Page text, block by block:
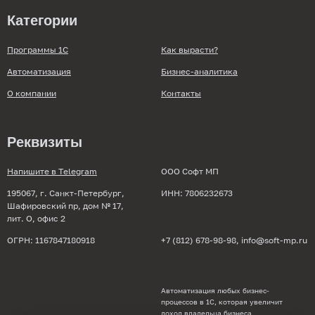
Автоматизация любых бизнес-
процессов в 1С, которая увеличит
доход владельца бизнеса
Категории
Программы 1С Как вырасти?
Автоматизация Бизнес-аналитика
О компании Контакты
Реквизиты
ООО Софт МП
ИНН: 7806232673
ОГРН: 1167847180918
195067, г. Санкт-Петербург,
Шафировский пр, дом № 17,
лит. О, офис 2
+7 (812) 678-98-98, info@soft-mp.ru
Напишите в Telegram